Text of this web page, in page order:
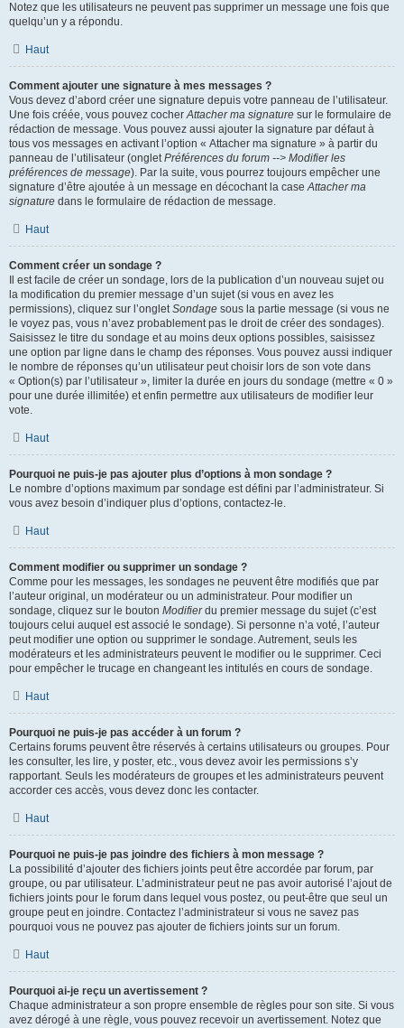
Notez que les utilisateurs ne peuvent pas supprimer un message une fois que
quelqu’un y a répondu.
Haut
Comment ajouter une signature à mes messages ?
Vous devez d’abord créer une signature depuis votre panneau de l’utilisateur.
Une fois créée, vous pouvez cocherAttacher ma signature sur le formulaire de
rédaction de message. Vous pouvez aussi ajouter la signature par défaut à
tous vos messages en activant l’option « Attacher ma signature » à partir du
panneau de l’utilisateur (ongletPréférences du forum --> Modifier les
préférences de message). Par la suite, vous pourrez toujours empêcher une
signature d’être ajoutée à un message en décochant la caseAttacher ma
signature dans le formulaire de rédaction de message.
Haut
Comment créer un sondage ?
Il est facile de créer un sondage, lors de la publication d’un nouveau sujet ou
la modification du premier message d’un sujet (si vous en avez les
permissions), cliquez sur l’ongletSondage sous la partie message (si vous ne
le voyez pas, vous n’avez probablement pas le droit de créer des sondages).
Saisissez le titre du sondage et au moins deux options possibles, saisissez
une option par ligne dans le champ des réponses. Vous pouvez aussi indiquer
le nombre de réponses qu’un utilisateur peut choisir lors de son vote dans
« Option(s) par l’utilisateur », limiter la durée en jours du sondage (mettre « 0 »
pour une durée illimitée) et enfin permettre aux utilisateurs de modifier leur
vote.
Haut
Pourquoi ne puis-je pas ajouter plus d’options à mon sondage ?
Le nombre d’options maximum par sondage est défini par l’administrateur. Si
vous avez besoin d’indiquer plus d’options, contactez-le.
Haut
Comment modifier ou supprimer un sondage ?
Comme pour les messages, les sondages ne peuvent être modifiés que par
l’auteur original, un modérateur ou un administrateur. Pour modifier un
sondage, cliquez sur le bouton Modifierdu premier message du sujet (c’est
toujours celui auquel est associé le sondage). Si personne n’a voté, l’auteur
peut modifier une option ou supprimer le sondage. Autrement, seuls les
modérateurs et les administrateurs peuvent le modifier ou le supprimer. Ceci
pour empêcher le trucage en changeant les intitulés en cours de sondage.
Haut
Pourquoi ne puis-je pas accéder à un forum ?
Certains forums peuvent être réservés à certains utilisateurs ou groupes. Pour
les consulter, les lire, y poster, etc., vous devez avoir les permissions s’y
rapportant. Seuls les modérateurs de groupes et les administrateurs peuvent
accorder ces accès, vous devez donc les contacter.
Haut
Pourquoi ne puis-je pas joindre des fichiers à mon message ?
La possibilité d’ajouter des fichiers joints peut être accordée par forum, par
groupe, ou par utilisateur. L’administrateur peut ne pas avoir autorisé l’ajout de
fichiers joints pour le forum dans lequel vous postez, ou peut-être que seul un
groupe peut en joindre. Contactez l’administrateur si vous ne savez pas
pourquoi vous ne pouvez pas ajouter de fichiers joints sur un forum.
Haut
Pourquoi ai-je reçu un avertissement ?
Chaque administrateur a son propre ensemble de règles pour son site. Si vous
avez dérogé à une règle, vous pouvez recevoir un avertissement. Notez que